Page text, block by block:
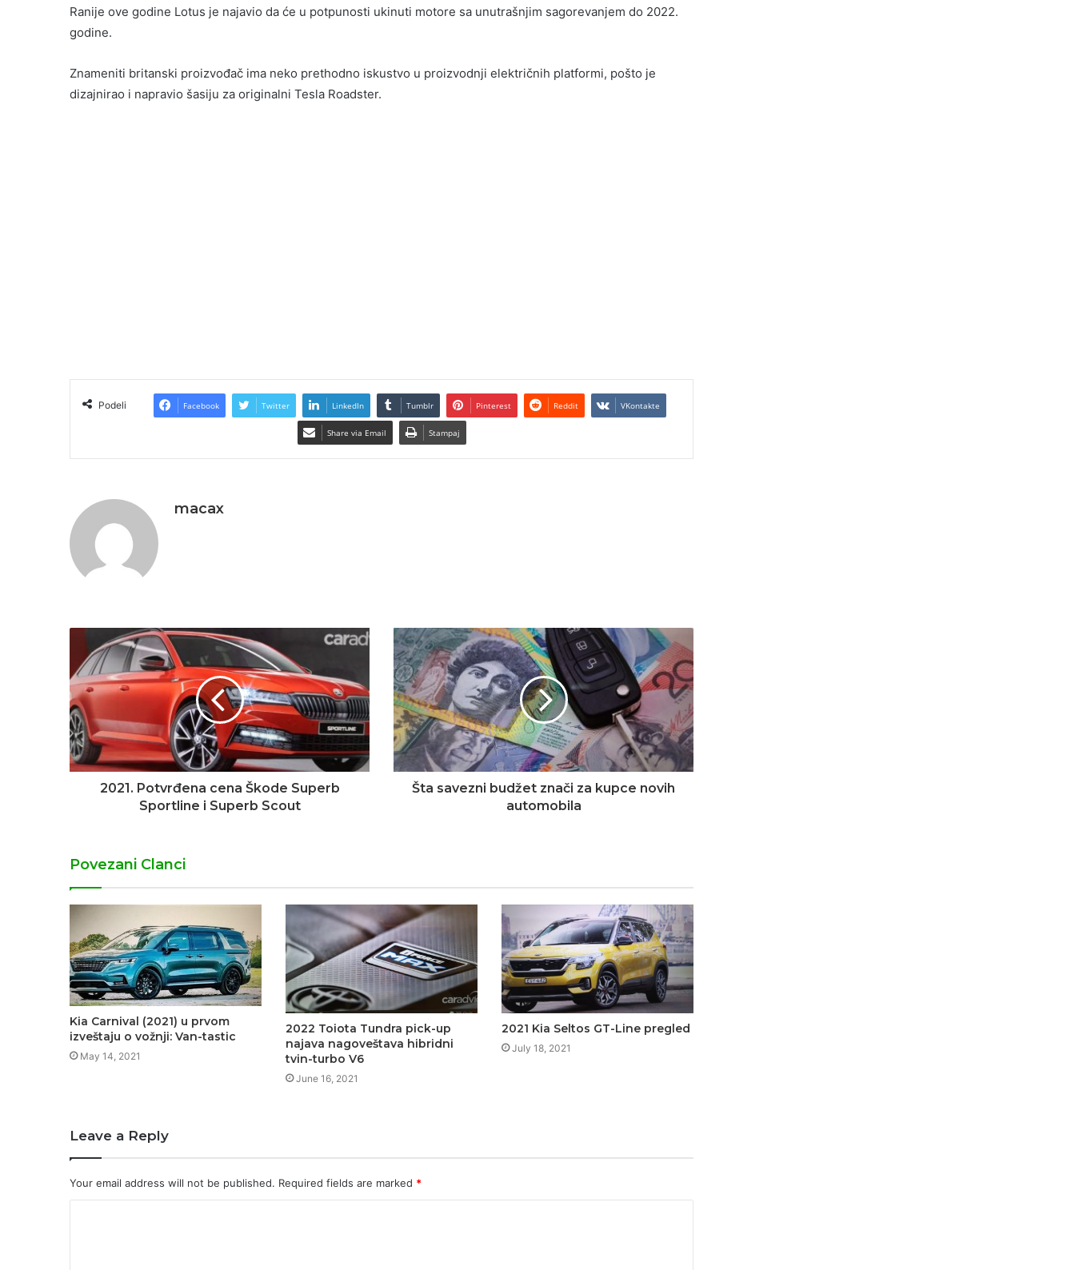
Ranije ove godine Lotus je najavio da će u potpunosti ukinuti motore sa unutrašnjim sagorevanjem do 2022.
godine.
Znameniti britanski proizvođač ima neko prethodno iskustvo u proizvodnji električnih platformi, pošto je
dizajnirao i napravio šasiju za originalni Tesla Roadster.
Podeli Facebook Twitter LinkedIn Tumblr Pinterest Reddit VKontakte
Share via Email Stampaj
macax
2021. Potvrđena cena Škode Superb
Sportline i Superb Scout
Šta savezni budžet znači za kupce novih
automobila
Povezani Clanci
Kia Carnival (2021) u prvom
izveštaju o vožnji: Van-tastic
May 14, 2021
2022 Toiota Tundra pick-up
najava nagoveštava hibridni
tvin-turbo V6
June 16, 2021
2021 Kia Seltos GT-Line pregled
July 18, 2021
Leave a Reply
Your email address will not be published. Required fields are marked *